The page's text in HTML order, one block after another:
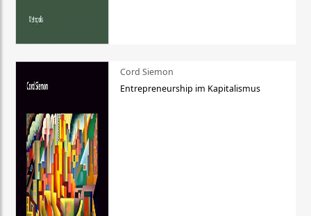
Cord Siemon
Entrepreneurship im Kapitalismus